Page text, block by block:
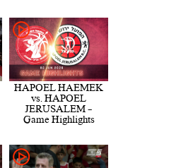
HAPOEL HAEMEK
vs. HAPOEL
JERUSALEM -
Game Highlights